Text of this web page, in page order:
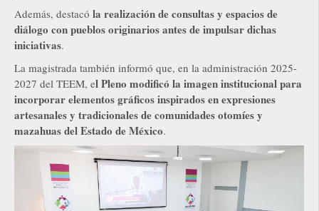
Además, destacó la realización de consultas y espacios de
diálogo con pueblos originarios antes de impulsar dichas
iniciativas.
La magistrada también informó que, en la administración 2025-
2027 del TEEM, el Pleno modificó la imagen institucional para
incorporar elementos gráficos inspirados en expresiones
artesanales y tradicionales de comunidades otomíes y
mazahuas del Estado de México.